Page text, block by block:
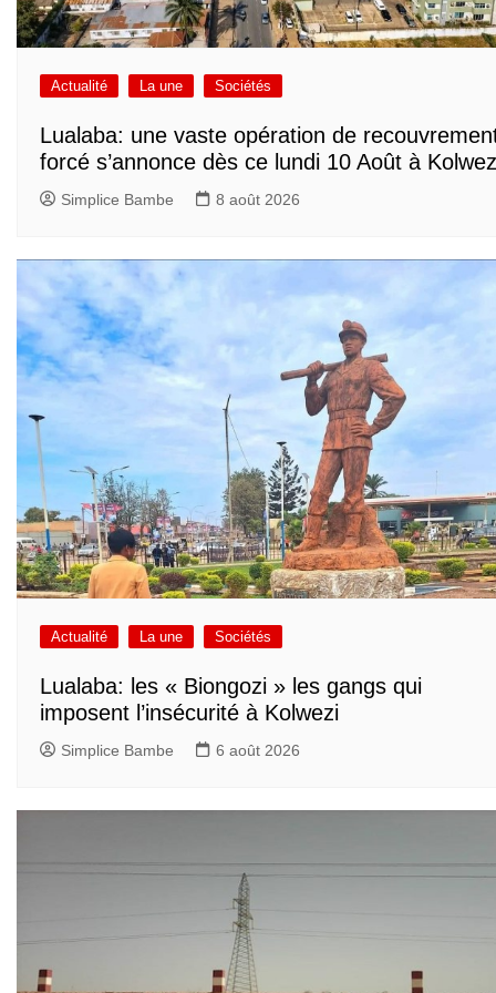
Actualité La une Sociétés
Lualaba: une vaste opération de
forcé s’annonce dès ce lundi 10 Août à
Simplice Bambe 8 août 2026
Actualité La une Sociétés
Lualaba: les « Biongozi » les gangs qui
imposent l’insécurité à Kolwezi
Simplice Bambe 6 août 2026